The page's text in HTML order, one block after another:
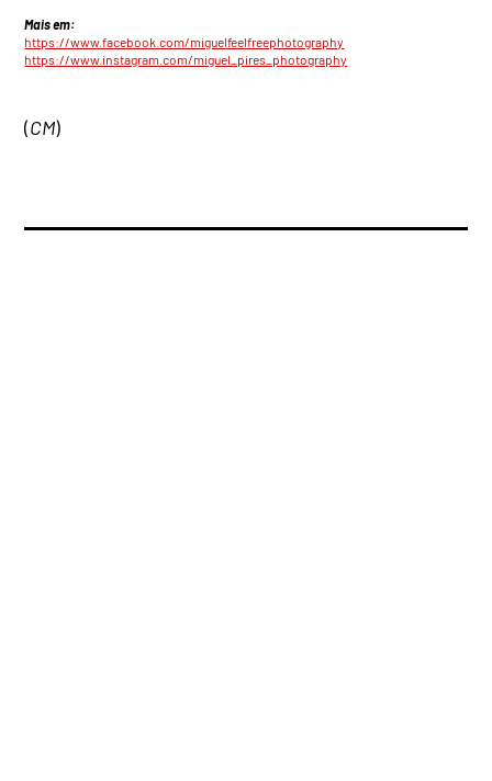
Mais em:
https://www.facebook.com/miguelfeelfreephotography
https://www.instagram.com/miguel_pires_photography
(CM)